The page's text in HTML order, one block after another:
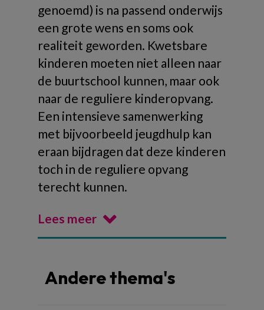
genoemd) is na passend onderwijs
een grote wens en soms ook
realiteit geworden. Kwetsbare
kinderen moeten niet alleen naar
de buurtschool kunnen, maar ook
naar de reguliere kinderopvang.
Een intensieve samenwerking
met bijvoorbeeld jeugdhulp kan
eraan bijdragen dat deze kinderen
toch in de reguliere opvang
terecht kunnen.
Lees meer
Andere thema's